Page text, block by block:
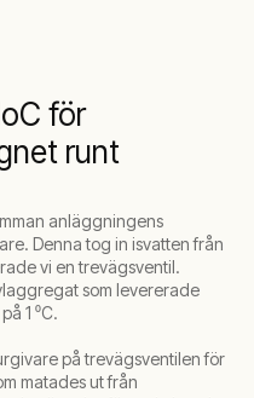
för
runt
anläggningens
Denna tog in isvatten från
vi en trevägsventil.
som levererade
1 ⁰C.
på trevägsventilen för
matades ut från